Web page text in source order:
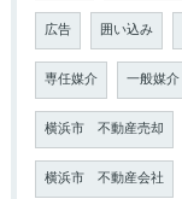
広告 囲い込み
専任媒介 一般媒介
横浜市 不動産売却
横浜市 不動産会社